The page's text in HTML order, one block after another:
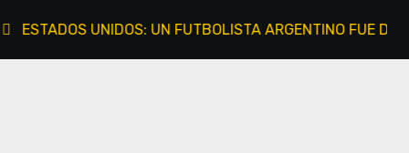
UNIDOS: UN FUTBOLISTA ARGENTINO FUE